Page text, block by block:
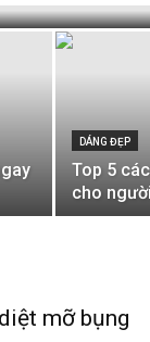
DÁNG ĐẸP
Top 5
cho
mỡ bụng